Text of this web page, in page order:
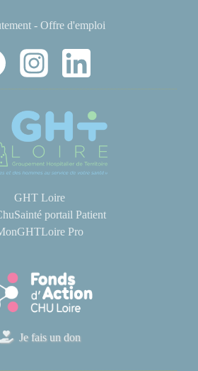
- Offre d'emploi
GHT Loire
portail Patient
Pro
Je fais un don